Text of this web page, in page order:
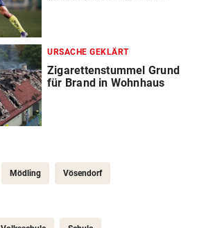
URSACHE GEKLÄRT
Zigarettenstummel Grund
für Brand in Wohnhaus
Mödling Vösendorf